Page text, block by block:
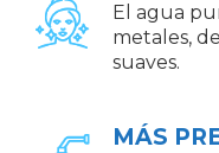
El agua
metales,
suaves.
MÁS